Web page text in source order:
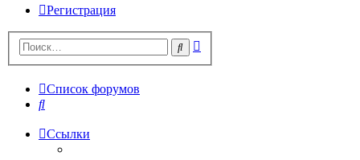
Регистрация
Поиск
Список форумов
Поиск
Ссылки